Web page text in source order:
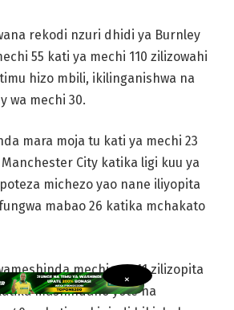
rekodi nzuri dhidi ya Burnley
55 kati ya mechi 110 zilizowahi
hizo mbili, ikilinganishwa na
wa mechi 30.
mara moja tu kati ya mechi 23
City katika ligi kuu ya
michezo yao nane iliyopita
mabao 26 katika mchakato
mechi zao 11 zilizopita
mashindano yote na
×